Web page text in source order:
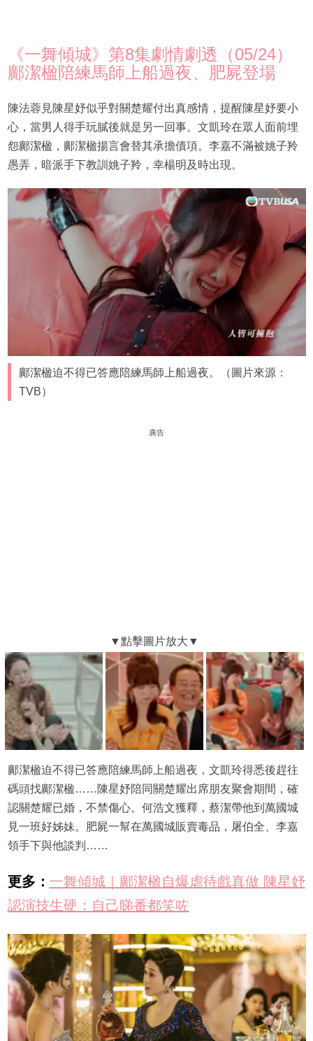
《一舞傾城》第8集劇情劇透（05/24）
鄺潔楹陪練馬師上船過夜、肥屍登場
陳法蓉見陳星妤似乎對關楚耀付出真感情，提醒陳星妤要小
心，當男人得手玩膩後就是另一回事。文凱玲在眾人面前埋
怨鄺潔楹，鄺潔楹揚言會替其承擔債項。李嘉不滿被姚子羚
愚弄，暗派手下教訓姚子羚，幸楊明及時出現。
鄺潔楹迫不得已答應陪練馬師上船過夜。（圖片來源：
TVB）
廣告
鄺潔楹迫不得已答應陪練馬師上船過夜，文凱玲得悉後趕往
碼頭找鄺潔楹……陳星妤陪同關楚耀出席朋友聚會期間，確
認關楚耀已婚，不禁傷心。何浩文獲釋，蔡潔帶他到萬國城
見一班好姊妹。肥屍一幫在萬國城販賣毒品，屠伯全、李嘉
領手下與他談判……
更多： 一舞傾城｜鄺潔楹自爆虐待戲真做 陳星妤
認演技生硬：自己睇番都笑咗